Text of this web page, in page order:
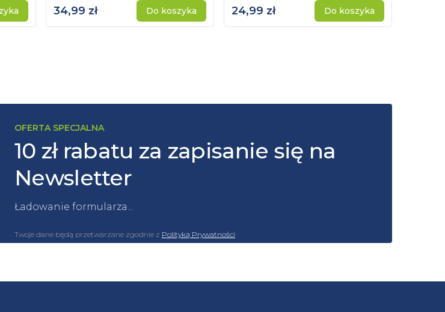
34,99 zł Do koszyka 24,99 zł Do koszyka
OFERTA SPECJALNA
10 zł rabatu za zapisanie się na
Newsletter
Ładowanie formularza...
Twoje dane będą przetwarzane zgodnie z Polityką Prywatności